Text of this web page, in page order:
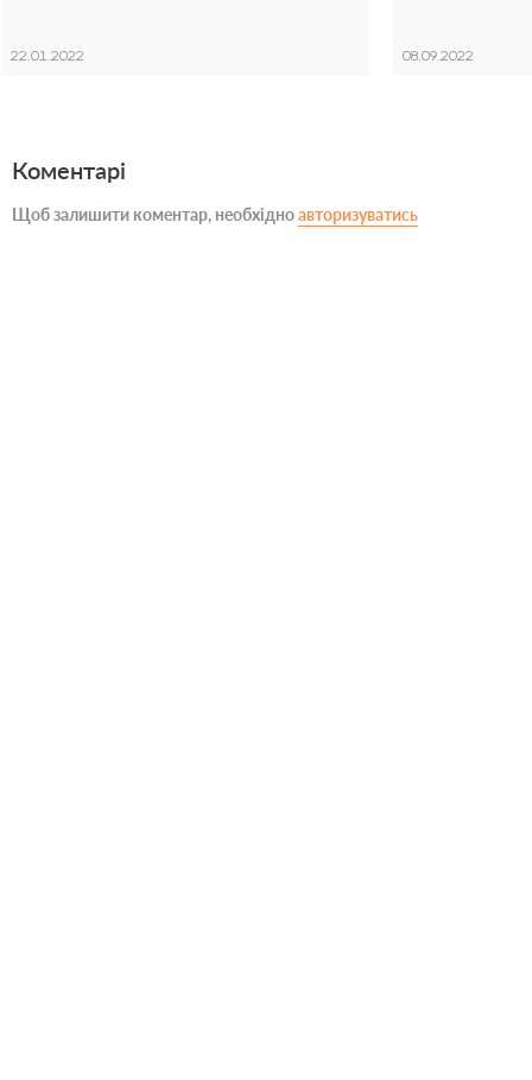
22.01.2022 08.09.2022
Коментарі
Щоб залишити коментар, необхідноавторизуватись